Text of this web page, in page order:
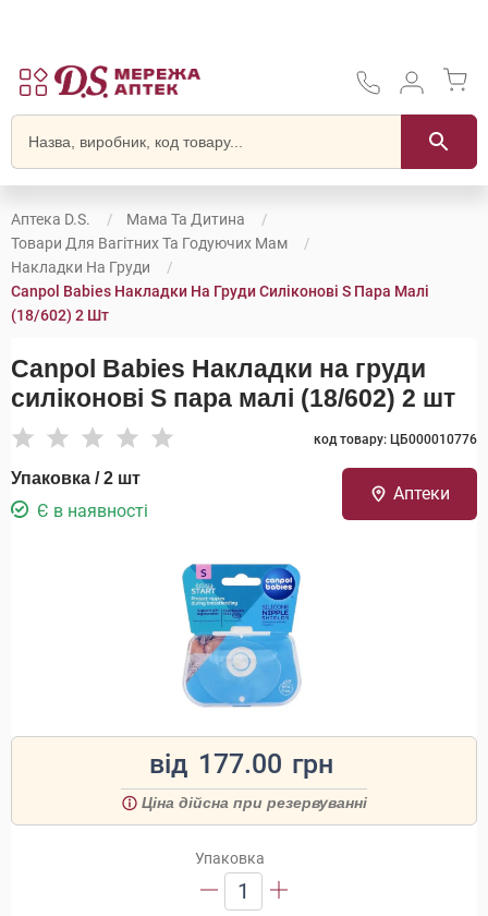
Аптека D.S.
Мама Та Дитина
Товари Для Вагітних Та Годуючих Мам
Накладки На Груди
Canpol Babies Накладки На Груди Силіконові S Пара Малі
(18/602) 2 Шт
Canpol Babies Накладки на груди
силіконові S пара малі (18/602) 2 шт
код товару: ЦБ000010776
Упаковка / 2 шт
Є в наявності
Аптеки
від 177.00 грн
Ціна дійсна при резервуванні
Упаковка
1